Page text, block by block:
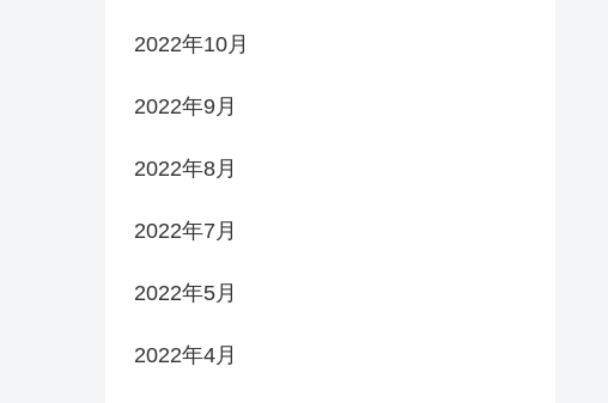
2022年10月
2022年9月
2022年8月
2022年7月
2022年5月
2022年4月